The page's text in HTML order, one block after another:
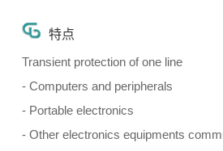
特点
Transient protection of one line
- Computers and peripherals
- Portable electronics
- Other electronics equipments